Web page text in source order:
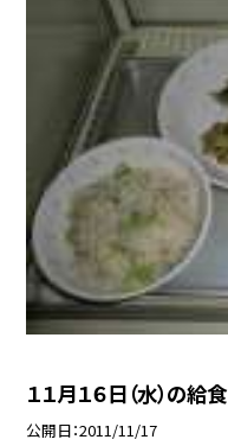
１１月１６日（水）の給食
公開日 2011/11/17